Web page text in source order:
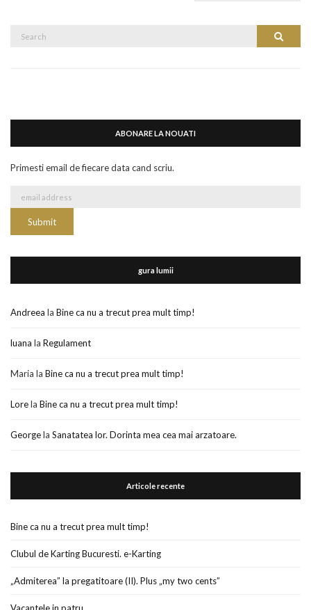
Search
ABONARE LA NOUATI
Primesti email de fiecare data cand scriu.
gura lumii
Andreea la Bine ca nu a trecut prea mult timp!
luana la Regulament
Maria la Bine ca nu a trecut prea mult timp!
Lorela Bine ca nu a trecut prea mult timp!
Georgela Sanatatea lor. Dorinta mea cea mai arzatoare.
Articole recente
Bine ca nu a trecut prea mult timp!
Clubul de Karting Bucuresti. e-Karting
„Admiterea” la pregatitoare (II). Plus „my two cents”